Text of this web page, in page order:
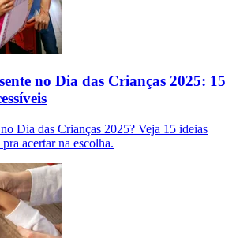
no Dia das Crianças 2025: 15
Dia das Crianças 2025? Veja 15 ideias
acertar na escolha.